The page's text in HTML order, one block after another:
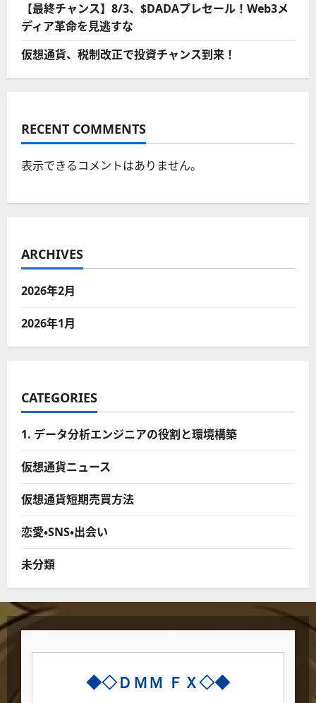
【最終チャンス】8/3、$DADAプレセール！Web3メ
ディア革命を見逃すな
仮想通貨、税制改正で投資チャンス到来！
RECENT COMMENTS
表示できるコメントはありません。
ARCHIVES
2026年2月
2026年1月
CATEGORIES
1. データ分析エンジニアの役割と環境構築
仮想通貨ニュース
仮想通貨短期売買方法
恋愛・SNS・出会い
未分類
◆◇ＤＭＭ ＦＸ◇◆